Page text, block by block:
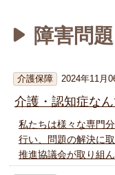
障害問題
介護保障 2024年11月
介護・認知症な
私たちは様々な専門
行い、問題の解決に
推進協議会が取り組ん